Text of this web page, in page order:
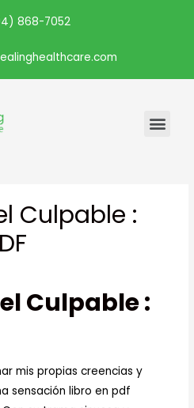
868-7052
Culpable :
Culpable :
mis propias creencias y
sensación libro en pdf